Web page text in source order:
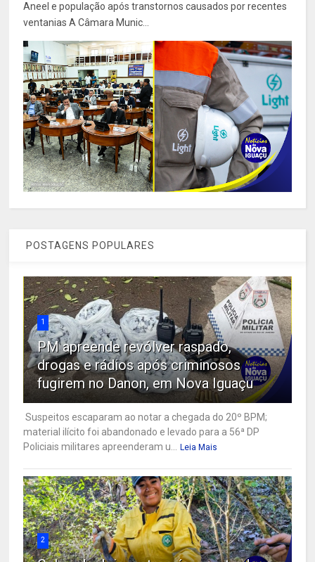
Aneel e população após transtornos causados por recentes
ventanias A Câmara Munic...
POSTAGENS POPULARES
1
PM apreende revólver raspado,
drogas e rádios após criminosos
fugirem no Danon, em Nova Iguaçu
Suspeitos escaparam ao notar a chegada do 20º BPM;
material ilícito foi abandonado e levado para a 56ª DP
Policiais militares apreenderam u...
Leia Mais
2